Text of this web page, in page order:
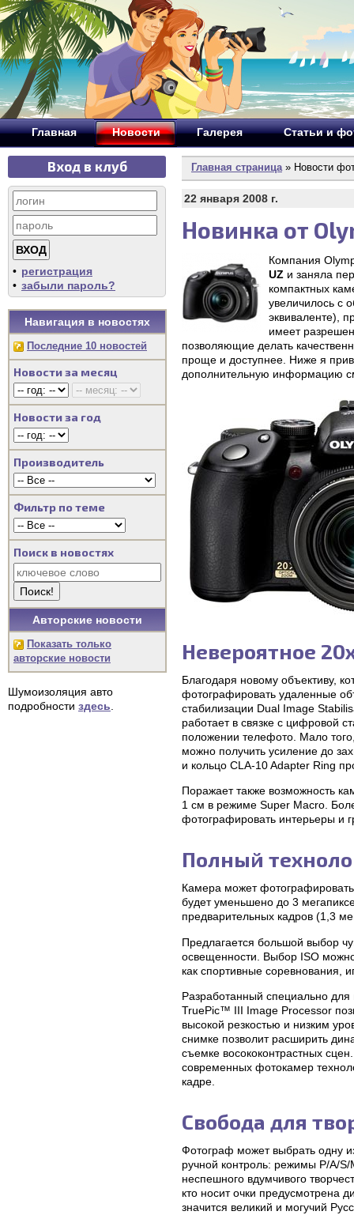
Главная Новости Галерея Статьи и
Вход в клуб
• регистрация
• забыли пароль?
Навигация в новостях
Последние 10 новостей
Новости за месяц
Новости за год
Производитель
Фильтр по теме
Поиск в новостях
Авторские новости
Показать только
авторские новости
Шумоизоляция авто
подробности здесь
Главная страница» Новости
22 января 2008 г.
Новинка от
Компания
UZ и заняла
компактных
увеличилось с
эквиваленте),
имеет
позволяющие делать
проще и доступнее. Ниже я
дополнительную информацию
Невероятное
Благодаря новому объективу,
фотографировать удаленные
стабилизации Dual Image
работает в связке с цифровой
положении телефото. Мало
можно получить усиление до
и кольцо CLA-10 Adapter Ring
Поражает также возможность
1 см в режиме Super Macro.
фотографировать интерьеры и
Полный
Камера может
будет уменьшено до 3
предварительных кадров (1,3
Предлагается большой выбор
освещенности. Выбор ISO
как спортивные соревнования,
Разработанный специально
TruePic™ III Image Processor
высокой резкостью и низким
снимке позволит расширить
съемке восококонтрастных
современных фотокамер
кадре.
Свобода для
Фотограф может выбрать одну
ручной контроль: режимы P/A/
неспешного вдумчивого
кто носит очки предусмотрена
значится великий и могучий